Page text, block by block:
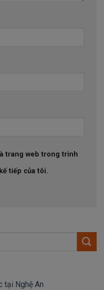
trang web trong trình
tiếp của tôi.
tại Nghệ An